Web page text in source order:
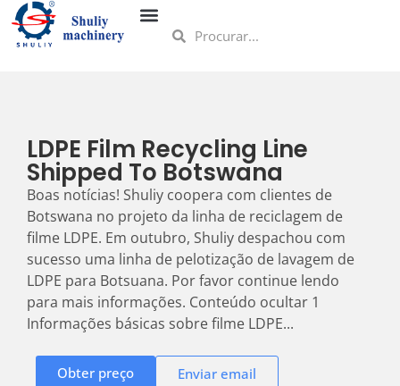
LDPE Film Recycling Line
Shipped To Botswana
Boas notícias! Shuliy coopera com clientes de
Botswana no projeto da linha de reciclagem de
filme LDPE. Em outubro, Shuliy despachou com
sucesso uma linha de pelotização de lavagem de
LDPE para Botsuana. Por favor continue lendo
para mais informações. Conteúdo ocultar 1
Informações básicas sobre filme LDPE...
Obter preço Enviar email